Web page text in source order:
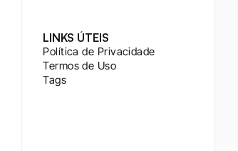
LINKS ÚTEIS
Política de Privacidade
Termos de Uso
Tags